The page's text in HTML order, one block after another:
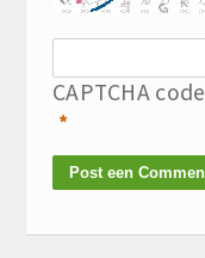
CAPTCHA code
*